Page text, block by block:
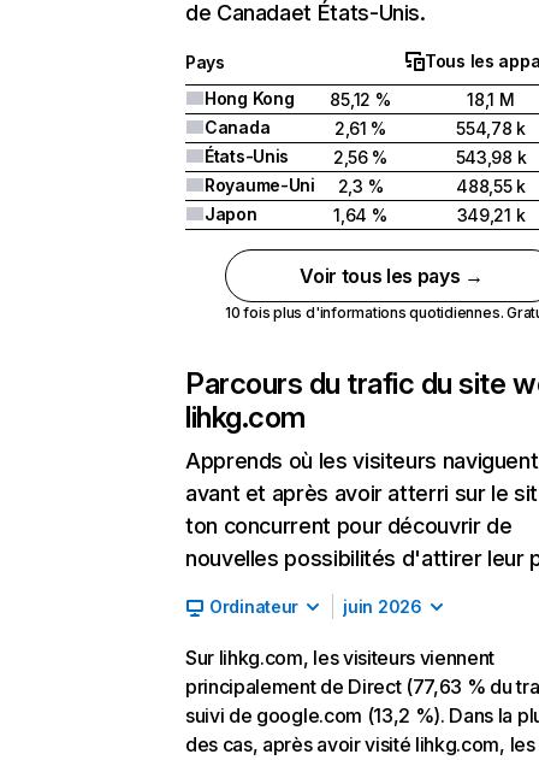
de Canadaet États-Unis.
Pays
Tous les
Hong Kong
85,12 %
18,1 M
Canada
2,61 %
554,78 k
États-Unis
2,56 %
543,98 k
Royaume-Uni
2,3 %
488,55 k
Japon
1,64 % 349,21 k
Voir tous les pays →
10 fois plus d'informations quotidiennes.
Parcours du trafic du site
lihkg.com
Apprends où les visiteurs naviguent
avant et après avoir atterri sur le
ton concurrent pour découvrir de
nouvelles possibilités d'attirer leur
Ordinateur juin 2026
Sur lihkg.com, les visiteurs viennent
principalement de Direct (77,63 % du
suivi de google.com (13,2 %). Dans la
des cas, après avoir visité lihkg.com, les